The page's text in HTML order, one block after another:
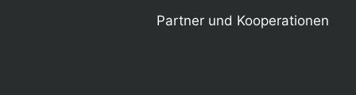
Partner und Kooperationen